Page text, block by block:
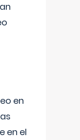
en
en el